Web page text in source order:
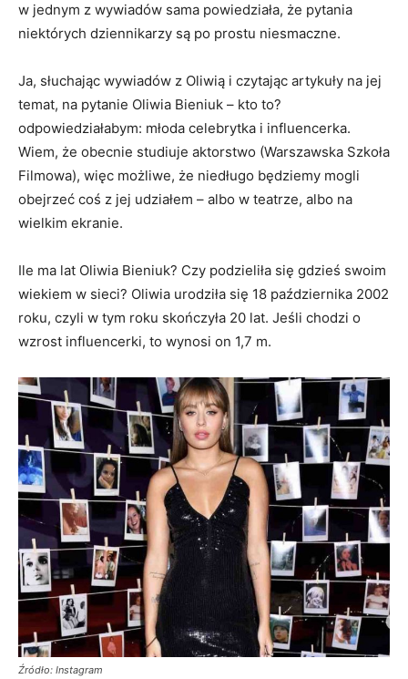
w jednym z wywiadów sama powiedziała, że pytania
niektórych dziennikarzy są po prostu niesmaczne.
Ja, słuchając wywiadów z Oliwią i czytając artykuły na jej
temat, na pytanie Oliwia Bieniuk – kto to?
odpowiedziałabym: młoda celebrytka i influencerka.
Wiem, że obecnie studiuje aktorstwo (Warszawska Szkoła
Filmowa), więc możliwe, że niedługo będziemy mogli
obejrzeć coś z jej udziałem – albo w teatrze, albo na
wielkim ekranie.
Ile ma lat Oliwia Bieniuk? Czy podzieliła się gdzieś swoim
wiekiem w sieci? Oliwia urodziła się 18 października 2002
roku, czyli w tym roku skończyła 20 lat. Jeśli chodzi o
wzrost influencerki, to wynosi on 1,7 m.
Źródło: Instagram